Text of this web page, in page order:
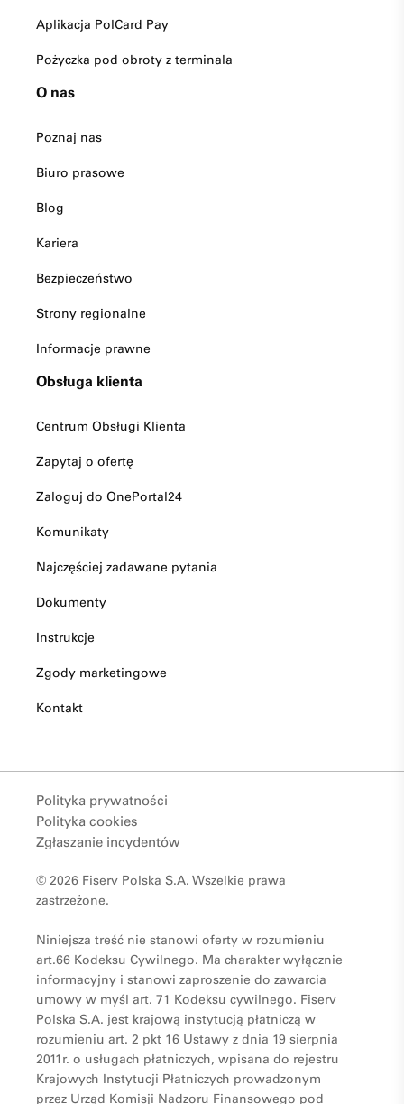
Aplikacja PolCard Pay
Pożyczka pod obroty z terminala
O nas
Poznaj nas
Biuro prasowe
Blog
Kariera
Bezpieczeństwo
Strony regionalne
Informacje prawne
Obsługa klienta
Centrum Obsługi Klienta
Zapytaj o ofertę
Zaloguj do OnePortal24
Komunikaty
Najczęściej zadawane pytania
Dokumenty
Instrukcje
Zgody marketingowe
Kontakt
Polityka prywatności
Polityka cookies
Zgłaszanie incydentów
© 2026 Fiserv Polska S.A. Wszelkie prawa
zastrzeżone.
Niniejsza treść nie stanowi oferty w rozumieniu
art.66 Kodeksu Cywilnego. Ma charakter wyłącznie
informacyjny i stanowi zaproszenie do zawarcia
umowy w myśl art. 71 Kodeksu cywilnego. Fiserv
Polska S.A. jest krajową instytucją płatniczą w
rozumieniu art. 2 pkt 16 Ustawy z dnia 19 sierpnia
2011r. o usługach płatniczych, wpisana do rejestru
Krajowych Instytucji Płatniczych prowadzonym
przez Urząd Komisji Nadzoru Finansowego pod